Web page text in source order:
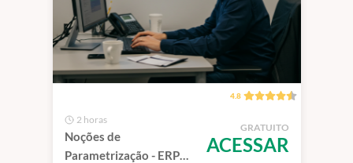
4.8
2 horas
Noções de
Parametrização - ERP
GRATUITO
ACESSAR